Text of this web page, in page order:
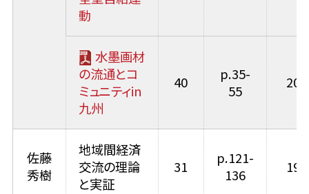
動
水墨画材
の流通とコ
ミュニティin
九州
40
p.35-
55
佐藤
秀樹
地域間経済
交流の理論
と実証
31
p.121-
136